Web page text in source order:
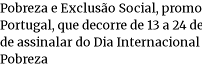
Pobreza e Exclusão Social,
Portugal, que decorre de 13 a 24
de assinalar do Dia
Pobreza